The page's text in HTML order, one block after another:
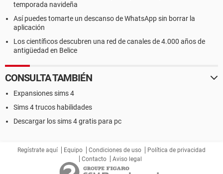
temporada navideña
Así puedes tomarte un descanso de WhatsApp sin borrar la
aplicación
Los científicos descubren una red de canales de 4.000 años de
antigüedad en Belice
CONSULTA TAMBIÉN
Expansiones sims 4
Sims 4 trucos habilidades
Descargar los sims 4 gratis para pc
Regístrate aquí Equipo Condiciones de uso
Política de privacidad
Contacto
Aviso legal